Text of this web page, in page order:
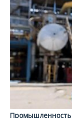
Промышленность